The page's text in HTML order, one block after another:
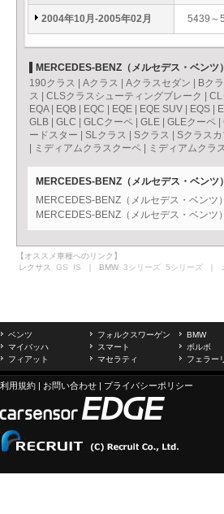
2004年10月-2005年02月 5439～
MERCEDES-BENZ（メルセデス・ベンツ
190クラス
Aクラス Aクラスセダン Bク
ス
CLSクラスシューティングブレーク CL
EQA| EQB EQC EQE EQE SUV EQS
GLB
GLC GLCクーペ GLE GLEクーペ
ードスター
SLクラス Sクラス Sクラス
ミディアムクラスクーペ ミディアムクラ
MERCEDES-BENZ（メルセデス・ベン
MERCEDES-BENZ（メルセデス・ベン
MERCEDES-BENZ（メルセデス・ベンツ
【オススメ車種へのリンク】
レクサス GS IS ｜ BMW 3シリーズ 5シリーズ ｜
ベンツ フォルクスワーゲン BMW
マイバッハ
スマート ボルボ
フィアット
マセラティ フェラー
利用規約 | お問い合わせ | プライバシーポリシー